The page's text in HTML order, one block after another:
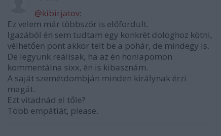
@kibirjatov:
Ez velem már többször is előfordult.
Igazából én sem tudtam egy konkrét dologhoz kötni,
vélhetően pont akkor telt be a pohár, de mindegy is.
De legyünk reálisak, ha az én honlapomon
kommentálna sixx, én is kibasznám.
A saját szemétdombján minden királynak érzi
magát.
Ezt vitadnád el tőle?
Több empátiát, please.